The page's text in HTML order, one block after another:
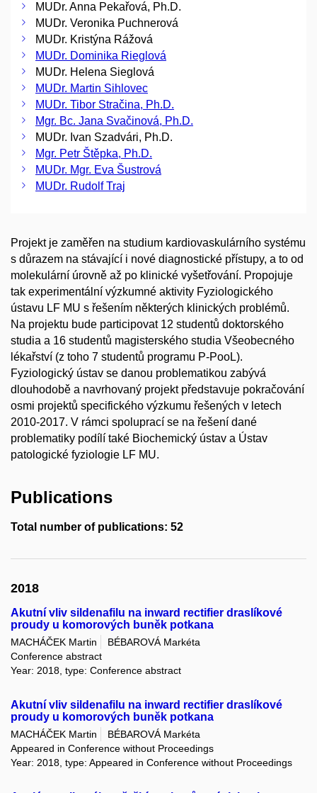
MUDr. Anna Pekařová, Ph.D.
MUDr. Veronika Puchnerová
MUDr. Kristýna Rážová
MUDr. Dominika Rieglová
MUDr. Helena Sieglová
MUDr. Martin Sihlovec
MUDr. Tibor Stračina, Ph.D.
Mgr. Bc. Jana Svačinová, Ph.D.
MUDr. Ivan Szadvári, Ph.D.
Mgr. Petr Štěpka, Ph.D.
MUDr. Mgr. Eva Šustrová
MUDr. Rudolf Traj
Projekt je zaměřen na studium kardiovaskulárního systému
s důrazem na stávající i nové diagnostické přístupy, a to od
molekulární úrovně až po klinické vyšetřování. Propojuje
tak experimentální výzkumné aktivity Fyziologického
ústavu LF MU s řešením některých klinických problémů.
Na projektu bude participovat 12 studentů doktorského
studia a 16 studentů magisterského studia Všeobecného
lékařství (z toho 7 studentů programu P-PooL).
Fyziologický ústav se danou problematikou zabývá
dlouhodobě a navrhovaný projekt představuje pokračování
osmi projektů specifického výzkumu řešených v letech
2010-2017. V rámci spoluprací se na řešení dané
problematiky podílí také Biochemický ústav a Ústav
patologické fyziologie LF MU.
Publications
Total number of publications: 52
2018
Akutní vliv sildenafilu na inward rectifier draslíkové
proudy u komorových buněk potkana
MACHÁČEK Martin
BÉBAROVÁ Markéta
Conference abstract
Year: 2018, type: Conference abstract
Akutní vliv sildenafilu na inward rectifier draslíkové
proudy u komorových buněk potkana
MACHÁČEK Martin
BÉBAROVÁ Markéta
Appeared in Conference without Proceedings
Year: 2018, type: Appeared in Conference without Proceedings